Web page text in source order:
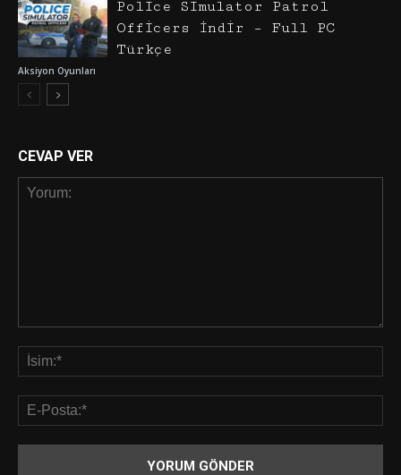
Aksiyon Oyunları
Police Simulator Patrol
Officers İndir – Full PC
Türkçe
CEVAP VER